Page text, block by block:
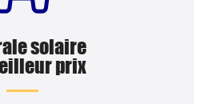
solaire
prix